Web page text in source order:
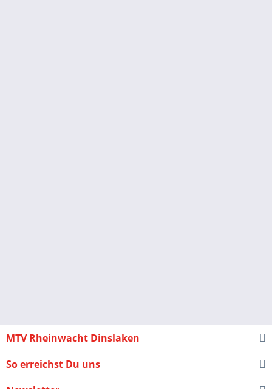
MTV Rheinwacht Dinslaken
So erreichst Du uns